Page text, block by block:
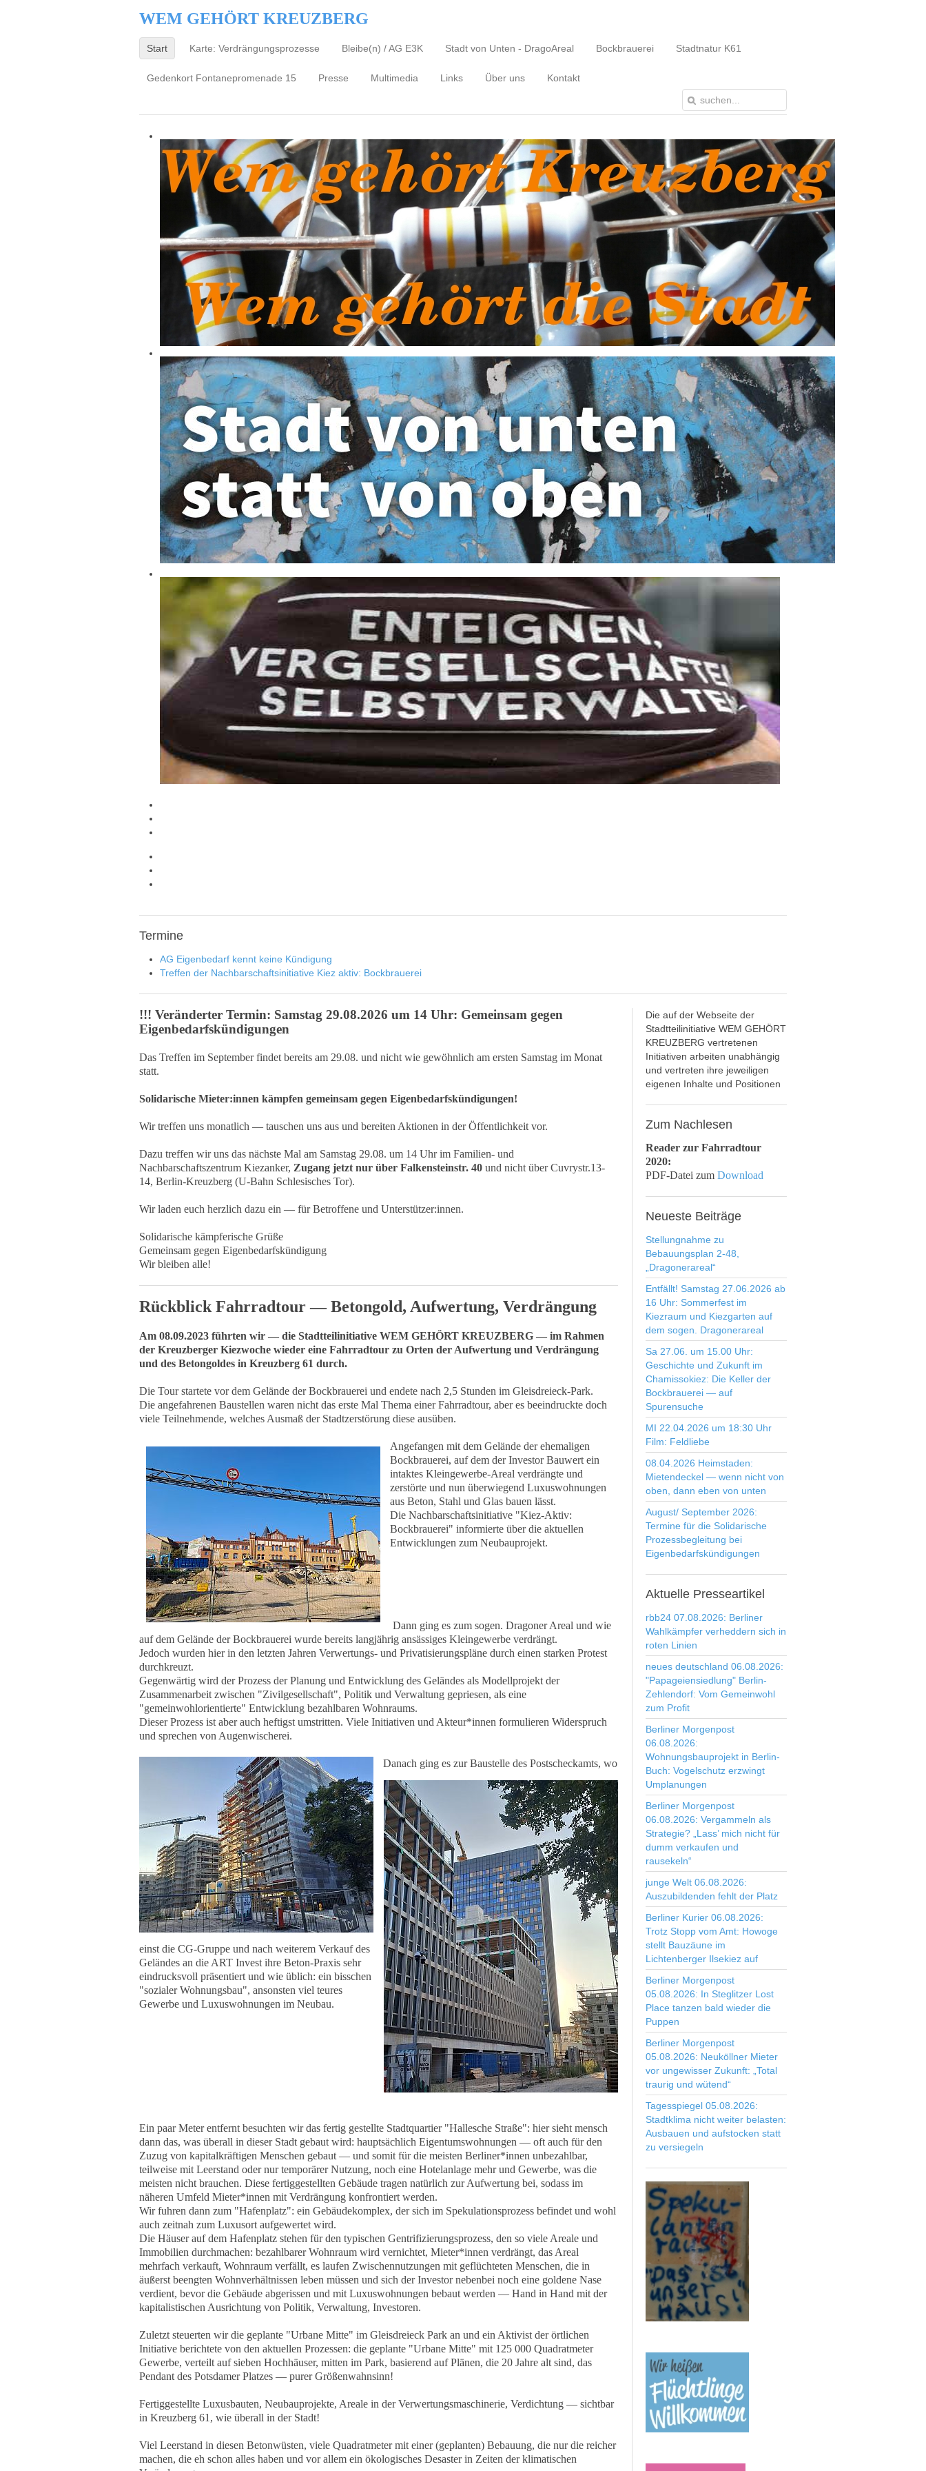
WEM GEHÖRT KREUZBERG
Start Karte: Verdrängungsprozesse Bleibe(n) / AG E3K Stadt von Unten - DragoAreal Bockbrauerei Stadtnatur K61
Gedenkort Fontanepromenade 15 Presse Multimedia Links Über uns Kontakt
Termine
AG Eigenbedarf kennt keine Kündigung
Treffen der Nachbarschaftsinitiative Kiez aktiv: Bockbrauerei
!!! Veränderter Termin: Samstag 29.08.2026 um 14 Uhr: Gemeinsam gegen
Eigenbedarfskündigungen
Das Treffen im September findet bereits am 29.08. und nicht wie gewöhnlich am ersten Samstag im Monat
statt.
Solidarische Mieter:innen kämpfen gemeinsam gegen Eigenbedarfskündigungen!
Wir treffen uns monatlich — tauschen uns aus und bereiten Aktionen in der Öffentlichkeit vor.
Dazu treffen wir uns das nächste Mal am Samstag 29.08. um 14 Uhr im Familien- und
Nachbarschaftszentrum Kiezanker, Zugang jetzt nur über Falkensteinstr. 40 und nicht über Cuvrystr.13-
14, Berlin-Kreuzberg (U-Bahn Schlesisches Tor).
Wir laden euch herzlich dazu ein — für Betroffene und Unterstützer:innen.
Solidarische kämpferische Grüße
Gemeinsam gegen Eigenbedarfskündigung
Wir bleiben alle!
Rückblick Fahrradtour —Betongold, Aufwertung, Verdrängung
Am 08.09.2023 führten wir — die Stadtteilinitiative WEM GEHÖRT KREUZBERG — im Rahmen
der Kreuzberger Kiezwoche wieder eine Fahrradtour zu Orten der Aufwertung und Verdrängung
und des Betongoldes in Kreuzberg 61 durch.
Die Tour startete vor dem Gelände der Bockbrauerei und endete nach 2,5 Stunden im Gleisdreieck-Park.
Die angefahrenen Baustellen waren nicht das erste Mal Thema einer Fahrradtour, aber es beeindruckte doch
viele Teilnehmende, welches Ausmaß der Stadtzerstörung diese ausüben.
Angefangen mit dem Gelände der ehemaligen
Bockbrauerei, auf dem der Investor Bauwert ein
intaktes Kleingewerbe-Areal verdrängte und
zerstörte und nun überwiegend Luxuswohnungen
aus Beton, Stahl und Glas bauen lässt.
Die Nachbarschaftsinitiative "Kiez-Aktiv:
Bockbrauerei" informierte über die aktuellen
Entwicklungen zum Neubauprojekt.
Dann ging es zum sogen. Dragoner Areal und wie
auf dem Gelände der Bockbrauerei wurde bereits langjährig ansässiges Kleingewerbe verdrängt.
Jedoch wurden hier in den letzten Jahren Verwertungs- und Privatisierungspläne durch einen starken Protest
durchkreuzt.
Gegenwärtig wird der Prozess der Planung und Entwicklung des Geländes als Modellprojekt der
Zusammenarbeit zwischen "Zivilgesellschaft", Politik und Verwaltung gepriesen, als eine
"gemeinwohlorientierte" Entwicklung bezahlbaren Wohnraums.
Dieser Prozess ist aber auch heftigst umstritten. Viele Initiativen und Akteur*innen formulieren Widerspruch
und sprechen von Augenwischerei.
Danach ging es zur Baustelle des Postscheckamts, wo
einst die CG-Gruppe und nach weiterem Verkauf des
Geländes an die ART Invest ihre Beton-Praxis sehr
eindrucksvoll präsentiert und wie üblich: ein bisschen
"sozialer Wohnungsbau", ansonsten viel teures
Gewerbe und Luxuswohnungen im Neubau.
Ein paar Meter entfernt besuchten wir das fertig gestellte Stadtquartier "Hallesche Straße": hier sieht mensch
dann das, was überall in dieser Stadt gebaut wird: hauptsächlich Eigentumswohnungen — oft auch für den
Zuzug von kapitalkräftigen Menschen gebaut — und somit für die meisten Berliner*innen unbezahlbar,
teilweise mit Leerstand oder nur temporärer Nutzung, noch eine Hotelanlage mehr und Gewerbe, was die
meisten nicht brauchen. Diese fertiggestellten Gebäude tragen natürlich zur Aufwertung bei, sodass im
näheren Umfeld Mieter*innen mit Verdrängung konfrontiert werden.
Wir fuhren dann zum "Hafenplatz": ein Gebäudekomplex, der sich im Spekulationsprozess befindet und wohl
auch zeitnah zum Luxusort aufgewertet wird.
Die Häuser auf dem Hafenplatz stehen für den typischen Gentrifizierungsprozess, den so viele Areale und
Immobilien durchmachen: bezahlbarer Wohnraum wird vernichtet, Mieter*innen verdrängt, das Areal
mehrfach verkauft, Wohnraum verfällt, es laufen Zwischennutzungen mit geflüchteten Menschen, die in
äußerst beengten Wohnverhältnissen leben müssen und sich der Investor nebenbei noch eine goldene Nase
verdient, bevor die Gebäude abgerissen und mit Luxuswohnungen bebaut werden — Hand in Hand mit der
kapitalistischen Ausrichtung von Politik, Verwaltung, Investoren.
Zuletzt steuerten wir die geplante "Urbane Mitte" im Gleisdreieck Park an und ein Aktivist der örtlichen
Initiative berichtete von den aktuellen Prozessen: die geplante "Urbane Mitte" mit 125 000 Quadratmeter
Gewerbe, verteilt auf sieben Hochhäuser, mitten im Park, basierend auf Plänen, die 20 Jahre alt sind, das
Pendant des Potsdamer Platzes — purer Größenwahnsinn!
Fertiggestellte Luxusbauten, Neubauprojekte, Areale in der Verwertungsmaschinerie, Verdichtung — sichtbar
in Kreuzberg 61, wie überall in der Stadt!
Viel Leerstand in diesen Betonwüsten, viele Quadratmeter mit einer (geplanten) Bebauung, die nur die reicher
machen, die eh schon alles haben und vor allem ein ökologisches Desaster in Zeiten der klimatischen
Die auf der Webseite der
Stadtteilinitiative WEM GEHÖRT
KREUZBERG vertretenen
Initiativen arbeiten unabhängig
und vertreten ihre jeweiligen
eigenen Inhalte und Positionen
Zum Nachlesen
Reader zur Fahrradtour
2020:
PDF-Datei zum Download
Neueste Beiträge
Stellungnahme zu
Bebauungsplan 2-48,
„Dragonerareal“
Entfällt! Samstag 27.06.2026 ab
16 Uhr: Sommerfest im
Kiezraum und Kiezgarten auf
dem sogen. Dragonerareal
Sa 27.06. um 15.00 Uhr:
Geschichte und Zukunft im
Chamissokiez: Die Keller der
Bockbrauerei — auf
Spurensuche
MI 22.04.2026 um 18:30 Uhr
Film: Feldliebe
08.04.2026 Heimstaden:
Mietendeckel — wenn nicht von
oben, dann eben von unten
August/ September 2026:
Termine für die Solidarische
Prozessbegleitung bei
Eigenbedarfskündigungen
Aktuelle Presseartikel
rbb24 07.08.2026: Berliner
Wahlkämpfer verheddern sich in
roten Linien
neues deutschland 06.08.2026:
"Papageiensiedlung" Berlin-
Zehlendorf: Vom Gemeinwohl
zum Profit
Berliner Morgenpost
06.08.2026:
Wohnungsbauprojekt in Berlin-
Buch: Vogelschutz erzwingt
Umplanungen
Berliner Morgenpost
06.08.2026: Vergammeln als
Strategie? „Lass’ mich nicht für
dumm verkaufen und
rausekeln“
junge Welt 06.08.2026:
Auszubildenden fehlt der Platz
Berliner Kurier 06.08.2026:
Trotz Stopp vom Amt: Howoge
stellt Bauzäune im
Lichtenberger Ilsekiez auf
Berliner Morgenpost
05.08.2026: In Steglitzer Lost
Place tanzen bald wieder die
Puppen
Berliner Morgenpost
05.08.2026: Neuköllner Mieter
vor ungewisser Zukunft: „Total
traurig und wütend“
Tagesspiegel 05.08.2026:
Stadtklima nicht weiter belasten:
Ausbauen und aufstocken statt
zu versiegeln